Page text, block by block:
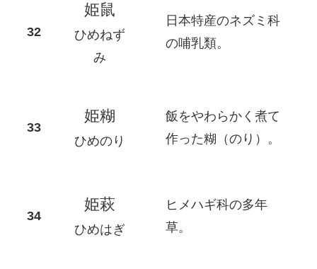
姫鼠
ひめねず
み
日本特産のネズミ科
の哺乳類。
姫糊
ひめのり
飯をやわらかく煮て
作った糊（のり）。
姫萩
ひめはぎ
ヒメハギ科の多年
草。